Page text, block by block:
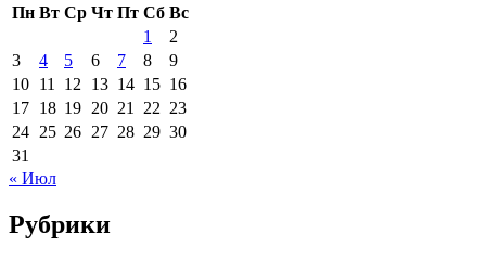
Пн Вт Ср Чт Пт Сб Вс
1
2
3
4 5 6 7 8
9
10 11 12 13 14 15 16
17 18 19 20 21 22 23
24 25 26 27 28 29 30
31
« Июл
Рубрики